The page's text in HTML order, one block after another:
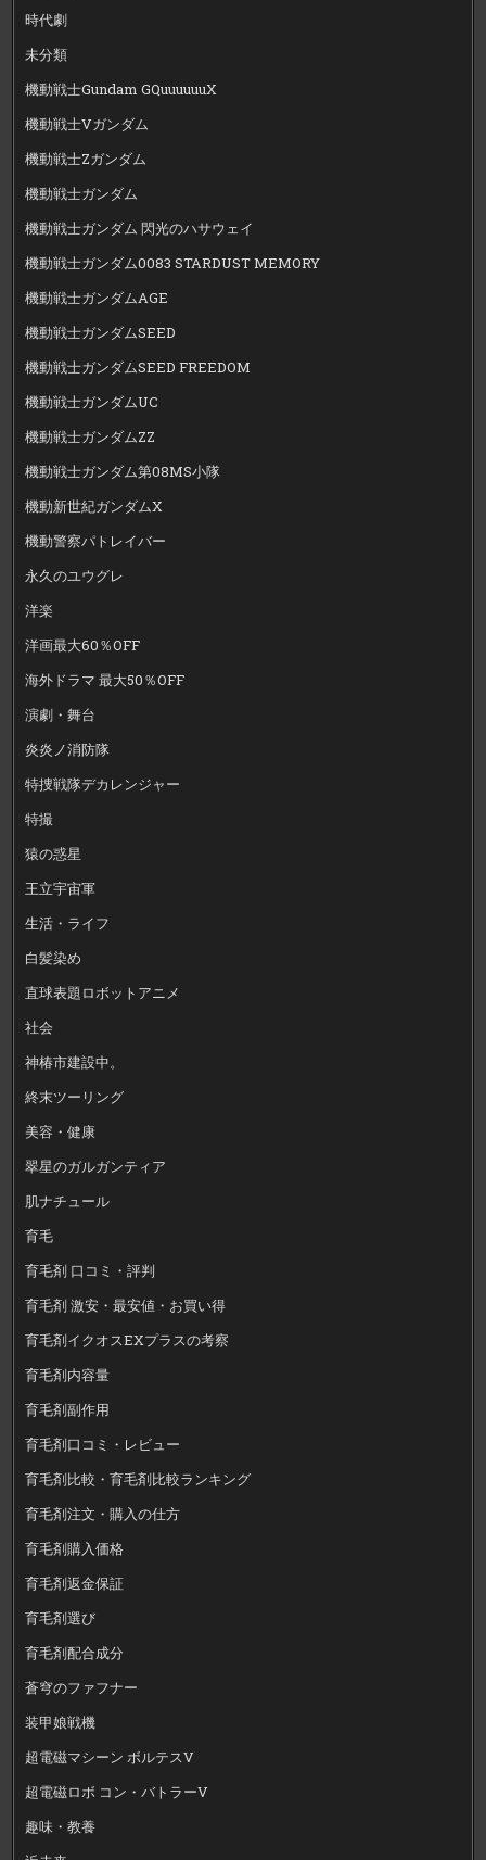
時代劇
未分類
機動戦士Gundam GQuuuuuuX
機動戦士Vガンダム
機動戦士Zガンダム
機動戦士ガンダム
機動戦士ガンダム 閃光のハサウェイ
機動戦士ガンダム0083 STARDUST MEMORY
機動戦士ガンダムAGE
機動戦士ガンダムSEED
機動戦士ガンダムSEED FREEDOM
機動戦士ガンダムUC
機動戦士ガンダムZZ
機動戦士ガンダム第08MS小隊
機動新世紀ガンダムX
機動警察パトレイバー
永久のユウグレ
洋楽
洋画最大60％OFF
海外ドラマ 最大50％OFF
演劇・舞台
炎炎ノ消防隊
特捜戦隊デカレンジャー
特撮
猿の惑星
王立宇宙軍
生活・ライフ
白髪染め
直球表題ロボットアニメ
社会
神椿市建設中。
終末ツーリング
美容・健康
翠星のガルガンティア
肌ナチュール
育毛
育毛剤 口コミ・評判
育毛剤 激安・最安値・お買い得
育毛剤イクオスEXプラスの考察
育毛剤内容量
育毛剤副作用
育毛剤口コミ・レビュー
育毛剤比較・育毛剤比較ランキング
育毛剤注文・購入の仕方
育毛剤購入価格
育毛剤返金保証
育毛剤選び
育毛剤配合成分
蒼穹のファフナー
装甲娘戦機
超電磁マシーン ボルテスV
超電磁ロボ コン・バトラーV
趣味・教養